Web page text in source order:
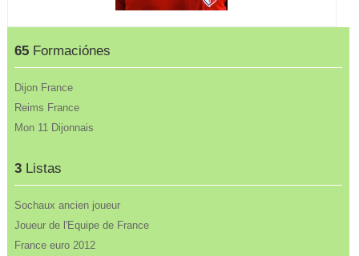
65 Formaciónes
Dijon France
Reims France
Mon 11 Dijonnais
3 Listas
Sochaux ancien joueur
Joueur de l'Equipe de France
France euro 2012